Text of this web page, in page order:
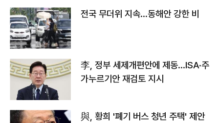
전국 무더위 지속…동해안 강한 비
李, 정부 세제개편안에 제동…ISA·주
가누르기안 재검토 지시
與, 황희 '폐기 버스 청년 주택' 제안